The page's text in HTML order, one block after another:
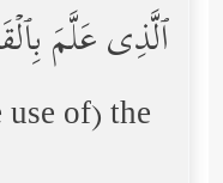
ٱلَّذِی عَلَّمَ
of) the